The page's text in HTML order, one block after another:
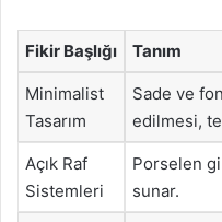
Fikir Başlığı Tanım
Minimalist
Tasarım
Sade ve
edilmesi,
Açık Raf
Sistemleri
Porselen
sunar.